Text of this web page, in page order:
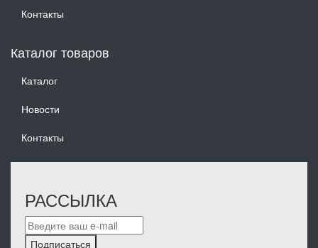
Контакты
Каталог товаров
Каталог
Новости
Контакты
РАССЫЛКА
Подписаться